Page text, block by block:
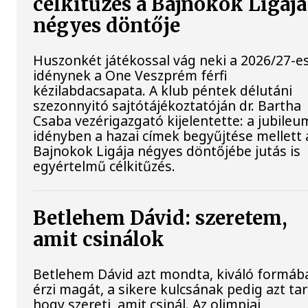
négyes döntője
Huszonkét játékossal vág neki a 2026/27-
idénynek a One Veszprém férfi
kézilabdacsapata. A klub péntek délutáni
szezonnyitó sajtótájékoztatóján dr. Bartha
Csaba vezérigazgató kijelentette: a
idényben a hazai címek begyűjtése mellett
Bajnokok Ligája négyes döntőjébe jutás is
egyértelmű célkitűzés.
Betlehem Dávid: szeretem,
amit csinálok
Betlehem Dávid azt mondta, kiváló
érzi magát, a sikere kulcsának pedig azt